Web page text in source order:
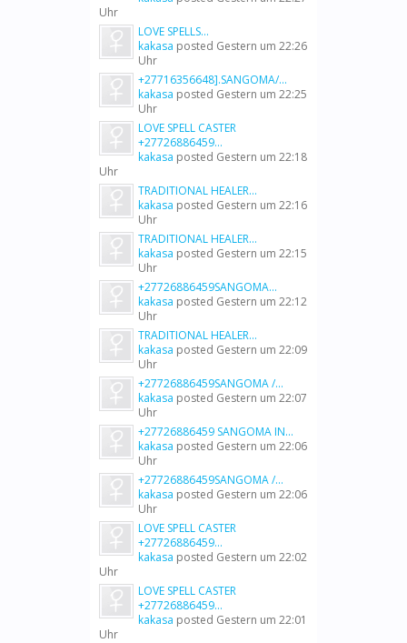
Uhr
LOVE SPELLS...
kakasa posted Gestern um 22:26
Uhr
+27716356648].SANGOMA/...
kakasa posted Gestern um 22:25
Uhr
LOVE SPELL CASTER
+27726886459...
kakasa posted Gestern um 22:18
Uhr
TRADITIONAL HEALER...
kakasa posted Gestern um 22:16
Uhr
TRADITIONAL HEALER...
kakasa posted Gestern um 22:15
Uhr
+27726886459SANGOMA...
kakasa posted Gestern um 22:12
Uhr
TRADITIONAL HEALER...
kakasa posted Gestern um 22:09
Uhr
+27726886459SANGOMA /...
kakasa posted Gestern um 22:07
Uhr
+27726886459 SANGOMA IN...
kakasa posted Gestern um 22:06
Uhr
+27726886459SANGOMA /...
kakasa posted Gestern um 22:06
Uhr
LOVE SPELL CASTER
+27726886459...
kakasa posted Gestern um 22:02
Uhr
LOVE SPELL CASTER
+27726886459...
kakasa posted Gestern um 22:01
Uhr